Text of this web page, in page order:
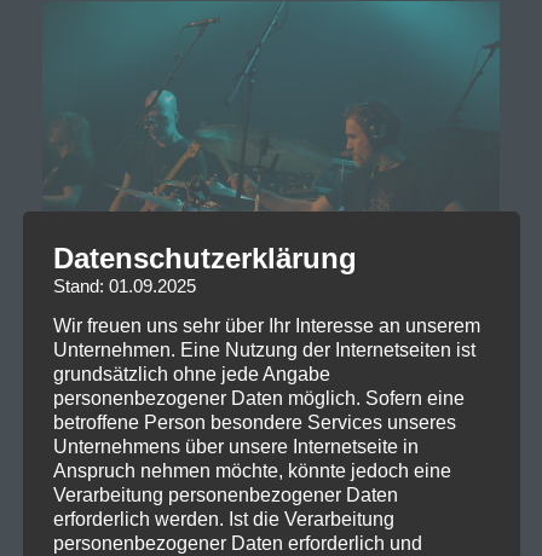
Datenschutzerklärung
Stand: 01.09.2025
Wir freuen uns sehr über Ihr Interesse an unserem
Unternehmen. Eine Nutzung der Internetseiten ist
grundsätzlich ohne jede Angabe
personenbezogener Daten möglich. Sofern eine
betroffene Person besondere Services unseres
Unternehmens über unsere Internetseite in
Anspruch nehmen möchte, könnte jedoch eine
Verarbeitung personenbezogener Daten
erforderlich werden. Ist die Verarbeitung
personenbezogener Daten erforderlich und